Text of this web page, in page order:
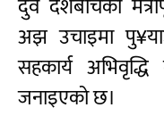
दुवै देशबीचको
अझ उचाइमा
सहकार्य
जनाइएको छ।